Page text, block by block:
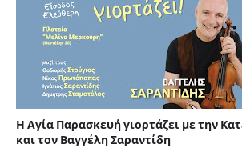
Η Αγία Παρασκευή γιορτάζει με την
και τον Βαγγέλη Σαραντίδη